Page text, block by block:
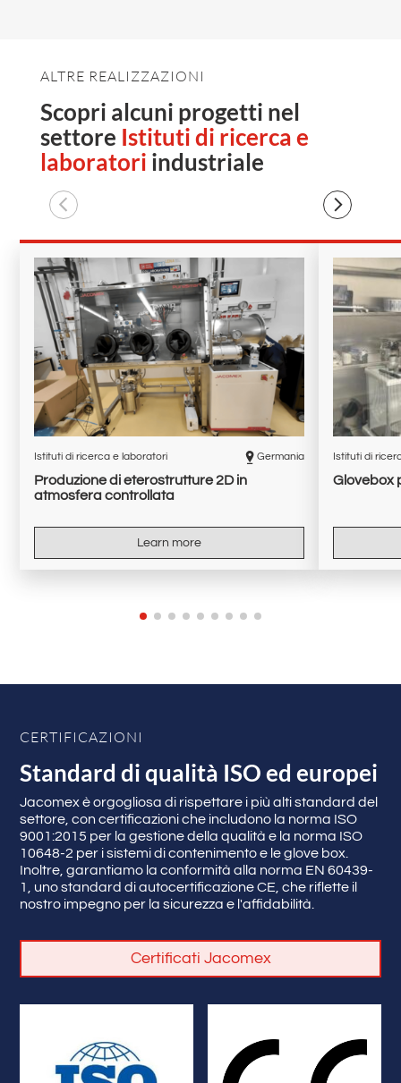
ALTRE REALIZZAZIONI
Scopri alcuni progetti nel
settore Istituti di ricerca e
laboratori industriale
Istituti di ricerca e laboratori Germania
Produzione di eterostrutture 2D in
atmosfera controllata
Learn more
Istituti di
Glovebox
CERTIFICAZIONI
Standard di qualità ISO ed europei
Jacomex è orgogliosa di rispettare i più alti standard del
settore, con certificazioni che includono la norma ISO
9001:2015 per la gestione della qualità e la norma ISO
10648-2 per i sistemi di contenimento e le glove box.
Inoltre, garantiamo la conformità alla norma EN 60439-
1, uno standard di autocertificazione CE, che riflette il
nostro impegno per la sicurezza e l'affidabilità.
Certificati Jacomex